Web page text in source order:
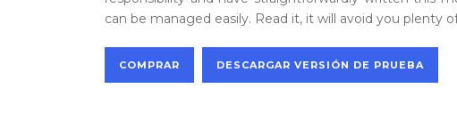
can be managed easily. Read it, it will avoid you plenty
COMPRAR DESCARGAR VERSIÓN DE PRUEBA